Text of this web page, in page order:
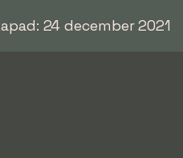
24 december 2021